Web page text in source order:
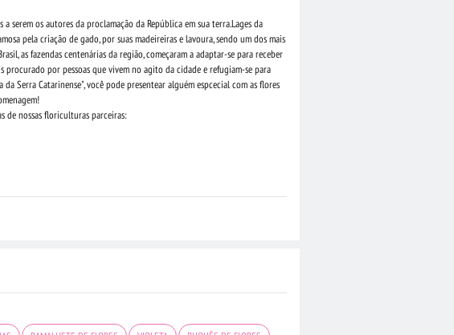
os autores da proclamação da República em sua terra.Lages da
pela criação de gado, por suas madeireiras e lavoura, sendo um dos mais
as fazendas centenárias da região, começaram a adaptar-se para receber
por pessoas que vivem no agito da cidade e refugiam-se para
Serra Catarinense", você pode presentear alguém espcecial com as flores
de nossas floriculturas parceiras: